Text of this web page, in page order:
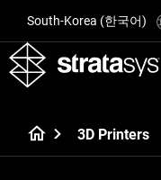
South-Korea (한국어)
3D Printers